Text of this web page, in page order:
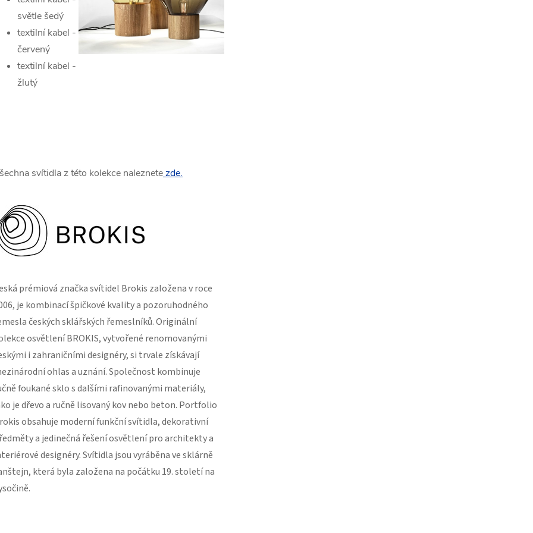
světle šedý
textilní kabel -
červený
textilní kabel -
žlutý
svítidla z této kolekce naleznetezde.
prémiová značka svítidel Brokis založena v roce
je kombinací špičkové kvality a pozoruhodného
českých sklářských řemeslníků. Originální
osvětlení BROKIS, vytvořené renomovanými
i zahraničními designéry, si trvale získávají
ohlas a uznání. Společnost kombinuje
foukané sklo s dalšími rafinovanými materiály,
je dřevo a ručně lisovaný kov nebo beton. Portfolio
obsahuje moderní funkční svítidla, dekorativní
a jedinečná řešení osvětlení pro architekty a
​​designéry. Svítidla jsou vyráběna ve sklárně
která byla založena na počátku 19. století na